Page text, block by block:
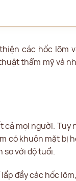
các hốc lõm
thẩm mỹ và
mọi người.
có khuôn mặt bị
so với độ tuổi.
đầy các hốc